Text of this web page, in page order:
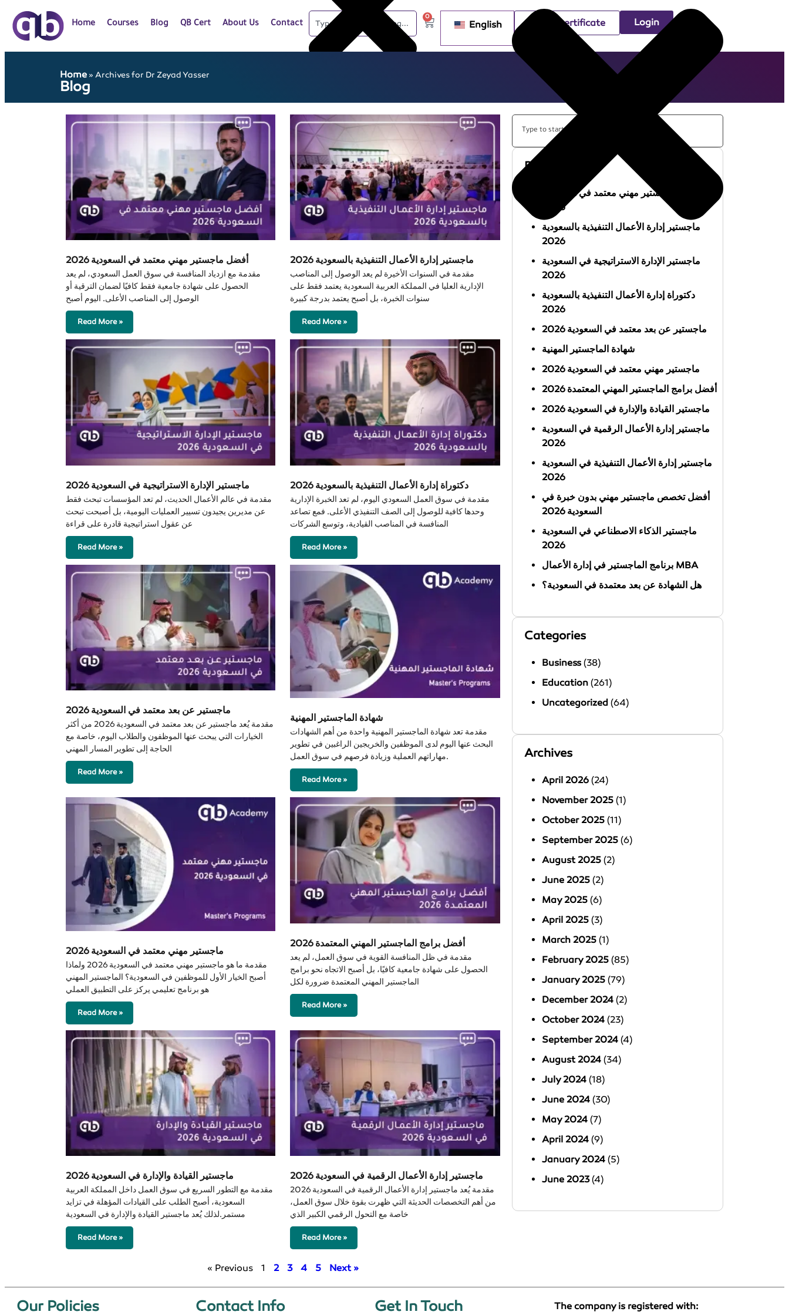
Home Courses Blog QB Cert About Us Contact
0
English Check certificate Login
Home » Archives for Dr Zeyad Yasser
Blog
أفضل ماجستير مهني معتمد في السعودية 2026
مقدمة مع ازدياد المنافسة في سوق العمل السعودي، لم يعد
الحصول على شهادة جامعية فقط كافيًا لضمان الترقية أو
الوصول إلى المناصب الأعلى. اليوم أصبح
Read More »
ماجستير إدارة الأعمال التنفيذية بالسعودية 2026
مقدمة في السنوات الأخيرة لم يعد الوصول إلى المناصب
الإدارية العليا في المملكة العربية السعودية يعتمد فقط على
سنوات الخبرة، بل أصبح يعتمد بدرجة كبيرة
Read More »
ماجستير الإدارة الاستراتيجية في السعودية 2026
مقدمة في عالم الأعمال الحديث، لم تعد المؤسسات تبحث فقط
عن مديرين يجيدون تسيير العمليات اليومية، بل أصبحت تبحث
عن عقول استراتيجية قادرة على قراءة
Read More »
دكتوراة إدارة الأعمال التنفيذية بالسعودية 2026
مقدمة في سوق العمل السعودي اليوم، لم تعد الخبرة الإدارية
وحدها كافية للوصول إلى الصف التنفيذي الأعلى. فمع تصاعد
المنافسة في المناصب القيادية، وتوسع الشركات
Read More »
ماجستير عن بعد معتمد في السعودية 2026
مقدمة يُعد ماجستير عن بعد معتمد في السعودية 2026 من أكثر
الخيارات التي يبحث عنها الموظفون والطلاب اليوم، خاصة مع
الحاجة إلى تطوير المسار المهني
Read More »
شهادة الماجستير المهنية
مقدمة تعد شهادة الماجستير المهنية واحدة من أهم الشهادات
البحث عنها اليوم لدى الموظفين والخريجين الراغبين في تطوير
مهاراتهم العملية وزيادة فرصهم في سوق العمل.
Read More »
ماجستير مهني معتمد في السعودية 2026
مقدمة ما هو ماجستير مهني معتمد في السعودية 2026 ولماذا
أصبح الخيار الأول للموظفين في السعودية؟ الماجستير المهني
هو برنامج تعليمي يركز على التطبيق العملي
Read More »
أفضل برامج الماجستير المهني المعتمدة 2026
مقدمة في ظل المنافسة القوية في سوق العمل، لم يعد
الحصول على شهادة جامعية كافيًا، بل أصبح الاتجاه نحو برامج
الماجستير المهني المعتمدة ضرورة لكل
Read More »
ماجستير القيادة والإدارة في السعودية 2026
مقدمة مع التطور السريع في سوق العمل داخل المملكة العربية
السعودية، أصبح الطلب على القيادات المؤهلة في تزايد
مستمر.لذلك يُعد ماجستير القيادة والإدارة في السعودية
Read More »
ماجستير إدارة الأعمال الرقمية في السعودية 2026
مقدمة يُعد ماجستير إدارة الأعمال الرقمية في السعودية 2026
من أهم التخصصات الحديثة التي ظهرت بقوة خلال سوق العمل،
خاصة مع التحول الرقمي الكبير الذي
Read More »
« Previous 1 2 3 4 5 Next »
Recent Posts
أفضل ماجستير مهني معتمد في السعودية
2026
ماجستير إدارة الأعمال التنفيذية بالسعودية
2026
ماجستير الإدارة الاستراتيجية في السعودية
2026
دكتوراة إدارة الأعمال التنفيذية بالسعودية
2026
ماجستير عن بعد معتمد في السعودية 2026
شهادة الماجستير المهنية
ماجستير مهني معتمد في السعودية 2026
أفضل برامج الماجستير المهني المعتمدة 2026
ماجستير القيادة والإدارة في السعودية 2026
ماجستير إدارة الأعمال الرقمية في السعودية
2026
ماجستير إدارة الأعمال التنفيذية في السعودية
2026
أفضل تخصص ماجستير مهني بدون خبرة في
السعودية 2026
ماجستير الذكاء الاصطناعي في السعودية
2026
برنامج الماجستير في إدارة الأعمال MBA
هل الشهادة عن بعد معتمدة في السعودية؟
Categories
Business(38)
Education(261)
Uncategorized(64)
Archives
April 2026(24)
November 2025(1)
October 2025(11)
September 2025(6)
August 2025(2)
June 2025(2)
May 2025(6)
April 2025(3)
March 2025(1)
February 2025(85)
January 2025(79)
December 2024(2)
October 2024(23)
September 2024(4)
August 2024(34)
July 2024(18)
June 2024(30)
May 2024(7)
April 2024(9)
January 2024(5)
June 2023(4)
Our Policies​ Contact Info​ Get In Touch The company is registered with: